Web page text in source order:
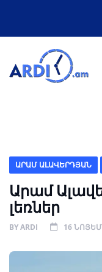
ԱՐԱՄ ԱԼԱՎԵՐԴՅԱՆ
Արամ
լեռներ
BYARDI 16